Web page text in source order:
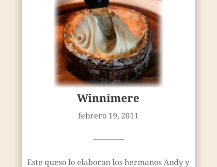
Winnimere
febrero 19, 2011
————
Este queso lo elaboran los hermanos Andy y